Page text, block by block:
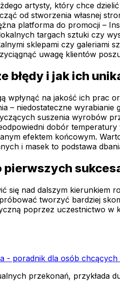
artysty, który chce
od stworzenia własnej
platforma do promocji –
targach sztuki czy
sklepami czy galeriami
uwagę klientów
błędy i jak ich
wpłynąć na jakość ich
– niedostateczne
suszenia wyrobów
dobór
efektem końcowym.
i masek to podstawa
pierwszych
się nad dalszym kierunkiem
tworzyć bardziej
poprzez uczestnictwo
- poradnik dla osób
przekonań, przykłada